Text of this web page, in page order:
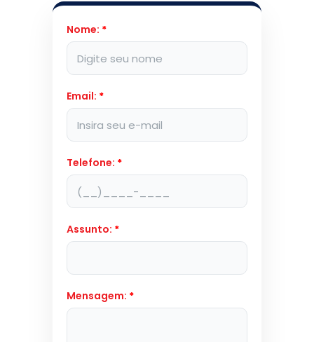
Nome: *
Email: *
Telefone: *
Assunto: *
Mensagem: *